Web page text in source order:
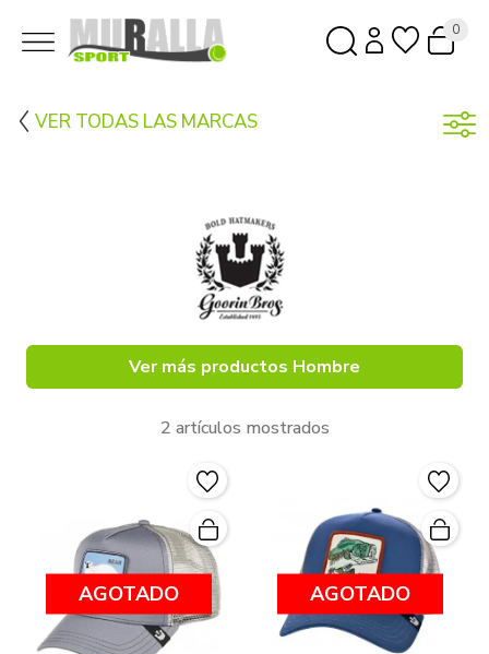
0
VER TODAS LAS MARCAS
Ver más productos Hombre
2 artículos mostrados
AGOTADO AGOTADO